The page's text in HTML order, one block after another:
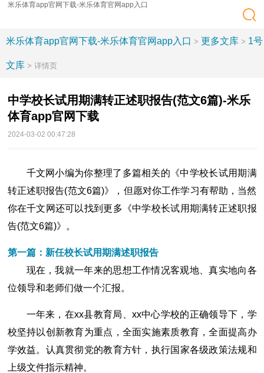
米乐体育app官网下载-米乐体育官网app入口
米乐体育app官网下载-米乐体育官网app入口 > 更多文库 > 1号
文库 > 详情页
中学校长试用期满转正述职报告(范文6篇)-米乐
体育app官网下载
2024-03-02 00:47:28
千文网小编为你整理了多篇相关的《中学校长试用期满
转正述职报告(范文6篇)》，但愿对你工作学习有帮助，当然
你在千文网还可以找到更多《中学校长试用期满转正述职报
告(范文6篇)》。
第一篇：新任校长试用期满述职报告
现在，我就一年来的思想工作情况客观地、真实地向各
位领导和老师们做一个汇报。
一年来，在xx县教育局、xx中心学校的正确领导下，学
校坚持以创新教育为重点，全面实施素质教育，全面提高办
学效益。认真贯彻党的教育方针，执行国家各级政策法规和
上级文件指示精神。